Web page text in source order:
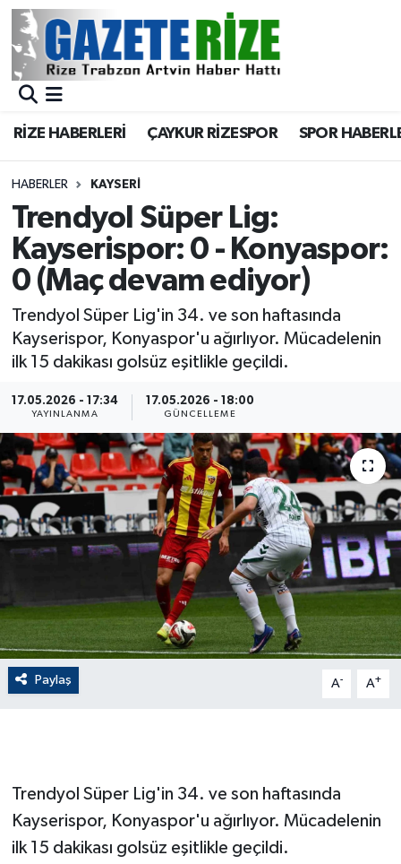
RİZE HABERLERİ ÇAYKUR RİZESPOR SPOR
HABERLER KAYSERI
Trendyol Süper Lig:
Kayserispor: 0 - Konyaspor:
0 (Maç devam ediyor)
Trendyol Süper Lig'in 34. ve son haftasında
Kayserispor, Konyaspor'u ağırlıyor. Mücadelenin
ilk 15 dakikası golsüz eşitlikle geçildi.
17.05.2026 - 17:34
YAYINLANMA
17.05.2026 - 18:00
GÜNCELLEME
Paylaş A- A+
Trendyol Süper Lig'in 34. ve son haftasında
Kayserispor, Konyaspor'u ağırlıyor. Mücadelenin
ilk 15 dakikası golsüz eşitlikle geçildi.
BÖLGEMİZ
Asayiş
Rize Jandarma Komutanlığı
Bilim Teknoloji
Bölge
Advertising news
ÇEVRE
Dış Haberler
Dünya
EKONOMİ
English News
Gayrimenkul
GENEL
Merkez Nöbetçi Eczaneler
Merkez Trafik Yoğunluk Haritası
Süper Lig Puan Durumu ve Fikstür
Tüm Manşetler
Son Dakika Haberleri
Haber Arşivi